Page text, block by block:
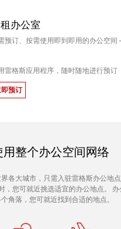
办公室
预订、按需使用即到即用的办公空间
雷格斯应用程序，随时随地进行预订
预订
用整个办公空间网络
各大城市，只需入驻雷格斯办公地
，您可就近挑选适宜的办公地点。
角落，您可就近找到合适的地点。